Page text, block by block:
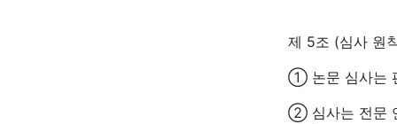
제 5조 (심사 원
① 논문 심사는
② 심사는 전문